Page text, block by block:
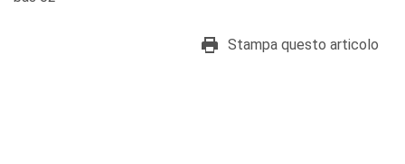
Stampa questo articolo